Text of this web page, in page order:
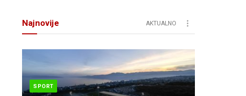
Najnovije AKTUALNO
SPORT